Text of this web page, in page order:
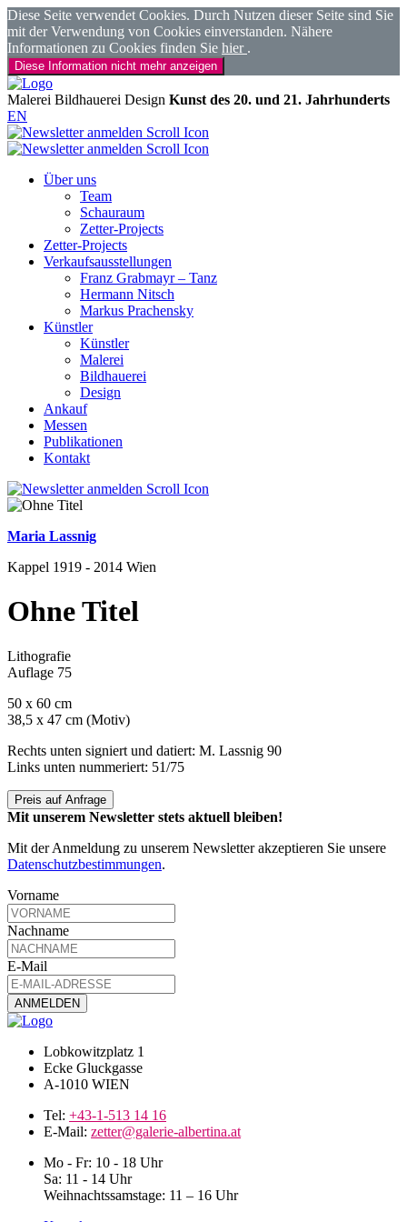
Diese Seite verwendet Cookies. Durch Nutzen dieser Seite sind Sie
mit der Verwendung von Cookies einverstanden. Nähere
Informationen zu Cookies finden Sie hier .
Diese Information nicht mehr anzeigen
Malerei Bildhauerei Design Kunst des 20. und 21. Jahrhunderts
EN
Über uns
Team
Schauraum
Zetter-Projects
Zetter-Projects
Verkaufsausstellungen
Franz Grabmayr – Tanz
Hermann Nitsch
Markus Prachensky
Künstler
Künstler
Malerei
Bildhauerei
Design
Ankauf
Messen
Publikationen
Kontakt
Maria Lassnig
Kappel 1919 - 2014 Wien
Ohne Titel
Lithografie
Auflage 75
50 x 60 cm
38,5 x 47 cm (Motiv)
Rechts unten signiert und datiert: M. Lassnig 90
Links unten nummeriert: 51/75
Preis auf Anfrage
Mit unserem Newsletter stets aktuell bleiben!
Mit der Anmeldung zu unserem Newsletter akzeptieren Sie unsere
Datenschutzbestimmungen.
Vorname
Nachname
E-Mail
Lobkowitzplatz 1
Ecke Gluckgasse
A-1010 WIEN
Tel: +43-1-513 14 16
E-Mail: zetter@galerie-albertina.at
Mo - Fr: 10 - 18 Uhr
Sa: 11 - 14 Uhr
Weihnachtssamstage: 11 – 16 Uhr